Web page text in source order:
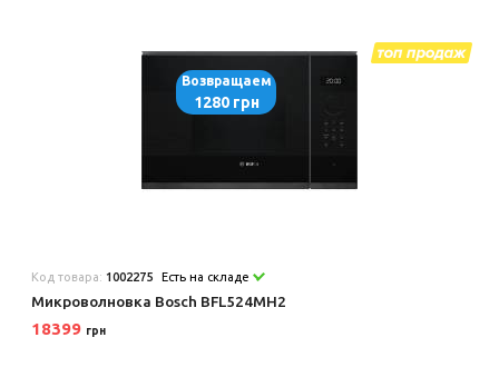
Возвращаем
1280 грн
Код товара: 1002275 Есть на складе
Микроволновка Bosch BFL524MH2
18399 грн